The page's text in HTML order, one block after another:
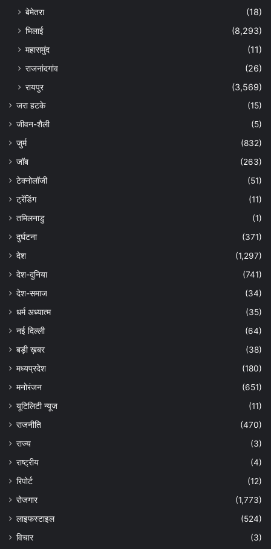
बेमेतरा
(18)
भिलाई
(8,293)
महासमुंद
(11)
राजनांदगांव
(26)
रायपुर
(3,569)
जरा हटके
(15)
जीवन-शैली
(5)
जुर्म
(832)
जॉब
(263)
टेक्नोलॉजी
(51)
ट्रेंडिंग
(11)
तमिलनाडु
(1)
दुर्घटना
(371)
देश
(1,297)
देश-दुनिया
(741)
देश-समाज
(34)
धर्म अध्यात्म
(35)
नई दिल्ली
(64)
बड़ी ख़बर
(38)
मध्यप्रदेश
(180)
मनोरंजन
(651)
यूटिलिटी न्यूज
(11)
राजनीति
(470)
राज्य
(3)
राष्ट्रीय
(4)
रिपोर्ट
(12)
रोजगार
(1,773)
लाइफस्टाइल
(524)
विचार
(3)